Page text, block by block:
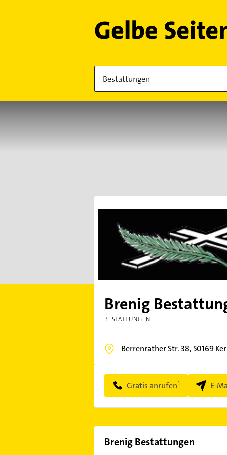
Brenig
BESTATTUNGEN
Berrenrather Str. 38, 50169
Gratis anrufen E-
Brenig Bestattungen